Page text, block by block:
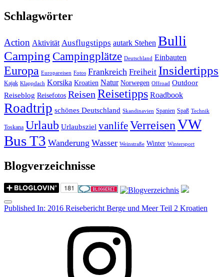
Schlagwörter
Action Aktivität Ausflugstipps autark Stehen Bulli
Camping Campingplätze Deutschland Einbauten
Europa Europareisen Fotos Frankreich Freiheit Insidertipps
Kajak Klappdach Korsika Kroatien Natur Norwegen Offroad Outdoor
Reiseblog Reisefotos ReisenReisetipps Roadbook
Roadtrip schönes Deutschland Skandinavien Spanien Spaß Technik
Toskana Urlaub Urlaubsziel vanlifeVerreisenVW
Bus T3 Wanderung Wasser Weinstraße Winter Wintersport
Blogverzeichnisse
Menu
Post
Published In: 2016 Reisebericht Berge und Meer Teil 2 Kroatien